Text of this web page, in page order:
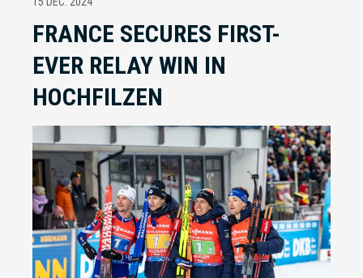
FRANCE SECURES FIRST-
EVER RELAY WIN IN
HOCHFILZEN